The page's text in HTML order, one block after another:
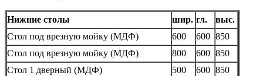
Нижние столы шир. гл.
выс.
Стол под врезную мойку (МДФ) 600 600 850
Стол под врезную мойку (МДФ) 800 600 850
Стол 1 дверный (МДФ) 500 600 850